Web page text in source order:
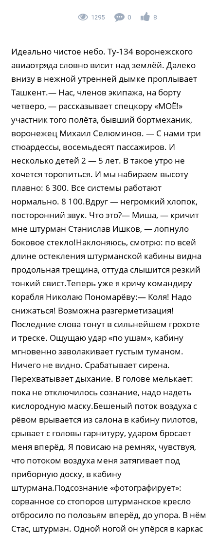
1295 0 8
Идеально чистое небо. Ту-134 воронежского
авиаотряда словно висит над землёй. Далеко
внизу в нежной утренней дымке проплывает
Ташкент.— Нас, членов экипажа, на борту
четверо, — рассказывает спецкору «МОЁ!»
участник того полёта, бывший бортмеханик,
воронежец Михаил Селюминов. — С нами три
стюардессы, восемьдесят пассажиров. И
несколько детей 2 — 5 лет. В такое утро не
хочется торопиться. И мы набираем высоту
плавно: 6 300. Все системы работают
нормально. 8 100.Вдруг — негромкий хлопок,
посторонний звук. Что это?— Миша, — кричит
мне штурман Станислав Ишков, — лопнуло
боковое стекло!Наклоняюсь, смотрю: по всей
длине остекления штурманской кабины видна
продольная трещина, оттуда слышится резкий
тонкий свист.Теперь уже я кричу командиру
корабля Николаю Пономарёву:— Коля! Надо
снижаться! Возможна разгерметизация!
Последние слова тонут в сильнейшем грохоте
и треске. Ощущаю удар «по ушам», кабину
мгновенно заволакивает густым туманом.
Ничего не видно. Срабатывает сирена.
Перехватывает дыхание. В голове мелькает:
пока не отключилось сознание, надо надеть
кислородную маску.Бешеный поток воздуха с
рёвом врывается из салона в кабину пилотов,
срывает с головы гарнитуру, ударом бросает
меня вперёд. Я повисаю на ремнях, чувствуя,
что потоком воздуха меня затягивает под
приборную доску, в кабину
штурмана.Подсознание «фотографирует»:
сорванное со стопоров штурманское кресло
отбросило по полозьям вперёд, до упора. В нём
Стас, штурман. Одной ногой он упёрся в каркас